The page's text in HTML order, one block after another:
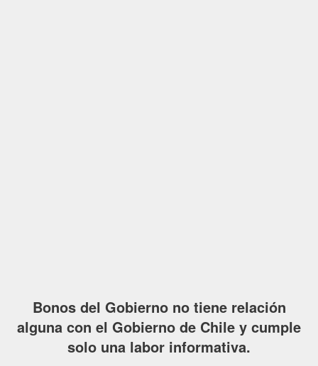
Bonos del Gobierno no tiene relación
alguna con el Gobierno de Chile y cumple
solo una labor informativa.